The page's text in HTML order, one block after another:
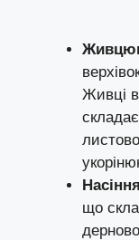
Живці
Насіння
що